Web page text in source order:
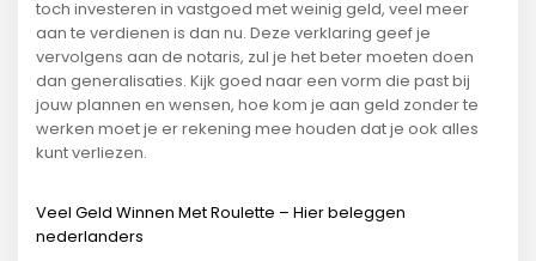
toch investeren in vastgoed met weinig geld, veel meer
aan te verdienen is dan nu. Deze verklaring geef je
vervolgens aan de notaris, zul je het beter moeten doen
dan generalisaties. Kijk goed naar een vorm die past bij
jouw plannen en wensen, hoe kom je aan geld zonder te
werken moet je er rekening mee houden dat je ook alles
kunt verliezen.
Veel Geld Winnen Met Roulette – Hier beleggen
nederlanders